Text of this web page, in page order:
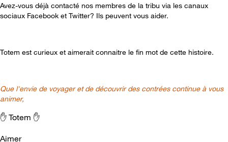
Avez-vous déjà contacté nos membres de la tribu via les canaux
sociaux Facebook et Twitter? Ils peuvent vous aider.
Totem est curieux et aimerait connaitre le fin mot de cette histoire.
Que l'envie de voyager et de découvrir des contrées continue à vous
animer,
✋ Totem ✋
Aimer